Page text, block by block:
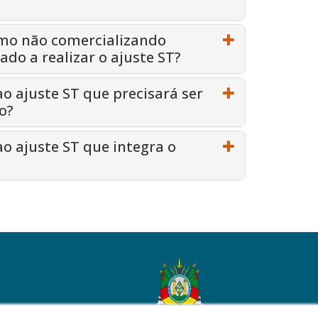
não comercializando
a realizar o ajuste ST?
ajuste ST que precisará ser
ajuste ST que integra o